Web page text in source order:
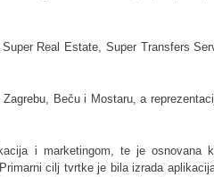
Real Estate, Super Transfers
Beču i Mostaru, a
i marketingom, te je osnovana
cilj tvrtke je bila izrada